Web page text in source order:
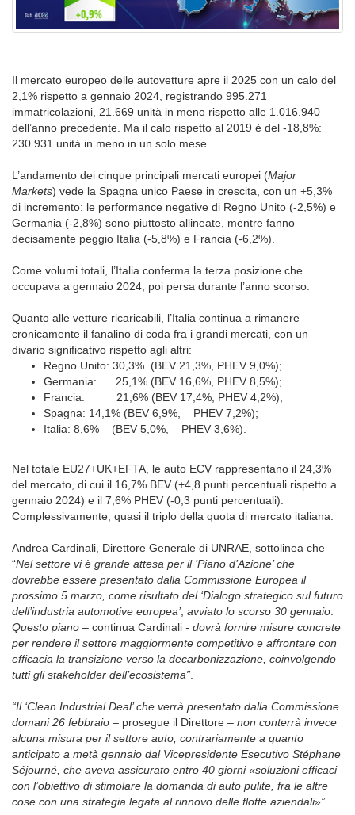
Il mercato europeo delle autovetture apre il 2025 con un calo del
2,1% rispetto a gennaio 2024, registrando 995.271
immatricolazioni, 21.669 unità in meno rispetto alle 1.016.940
dell’anno precedente. Ma il calo rispetto al 2019 è del -18,8%:
230.931 unità in meno in un solo mese.
L’andamento dei cinque principali mercati europei (Major
Markets) vede la Spagna unico Paese in crescita, con un +5,3%
di incremento: le performance negative di Regno Unito (-2,5%) e
Germania (-2,8%) sono piuttosto allineate, mentre fanno
decisamente peggio Italia (-5,8%) e Francia (-6,2%).
Come volumi totali, l’Italia conferma la terza posizione che
occupava a gennaio 2024, poi persa durante l’anno scorso.
Quanto alle vetture ricaricabili, l’Italia continua a rimanere
cronicamente il fanalino di coda fra i grandi mercati, con un
divario significativo rispetto agli altri:
Regno Unito: 30,3% (BEV 21,3%, PHEV 9,0%);
Germania: 25,1% (BEV 16,6%, PHEV 8,5%);
Francia: 21,6% (BEV 17,4%, PHEV 4,2%);
Spagna: 14,1% (BEV 6,9%, PHEV 7,2%);
Italia: 8,6% (BEV 5,0%, PHEV 3,6%).
Nel totale EU27+UK+EFTA, le auto ECV rappresentano il 24,3%
del mercato, di cui il 16,7% BEV (+4,8 punti percentuali rispetto a
gennaio 2024) e il 7,6% PHEV (-0,3 punti percentuali).
Complessivamente, quasi il triplo della quota di mercato italiana.
Andrea Cardinali, Direttore Generale di UNRAE, sottolinea che
“Nel settore vi è grande attesa per il ’Piano d’Azione’ che
dovrebbe essere presentato dalla Commissione Europea il
prossimo 5 marzo, come risultato del ‘Dialogo strategico sul futuro
dell’industria automotive europea’, avviato lo scorso 30 gennaio
Questo piano – continua Cardinali - dovrà fornire misure concrete
per rendere il settore maggiormente competitivo e affrontare con
efficacia la transizione verso la decarbonizzazione, coinvolgendo
tutti gli stakeholder dell’ecosistema”
“Il ‘Clean Industrial Deal’ che verrà presentato dalla Commissione
domani 26 febbraio – prosegue il Direttore – non conterrà invece
alcuna misura per il settore auto, contrariamente a quanto
anticipato a metà gennaio dal Vicepresidente Esecutivo Stéphane
Séjourné, che aveva assicurato entro 40 giorni «soluzioni efficaci
con l’obiettivo di stimolare la domanda di auto pulite, fra le altre
cose con una strategia legata al rinnovo delle flotte aziendali»”.